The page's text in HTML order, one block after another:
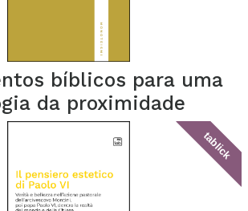
bíblicos para uma
da proximidade
tablick